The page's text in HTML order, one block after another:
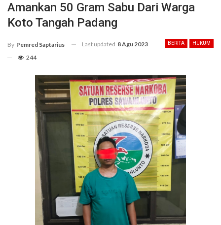
Amankan 50 Gram Sabu Dari Warga
Koto Tangah Padang
BERITA HUKUM
By Pemred Saptarius Last updated 8 Agu 2023
244